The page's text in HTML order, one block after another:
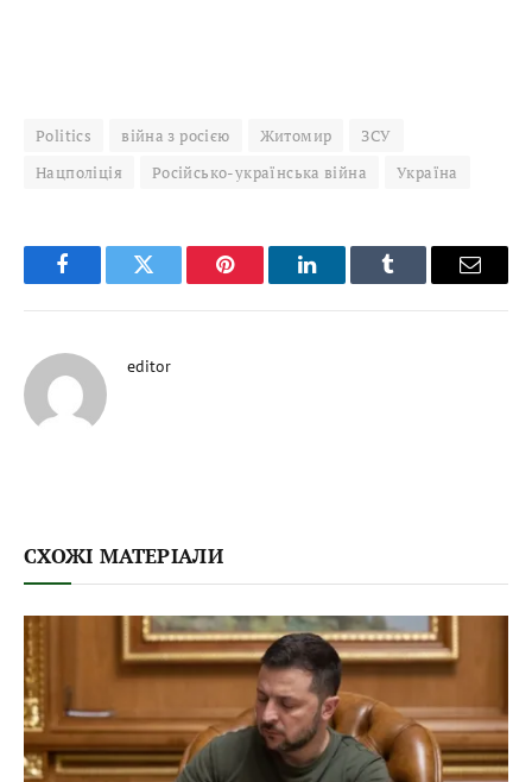
Politics війна з росією Житомир
ЗСУ
Нацполіція
Російсько-українська війна Україна
FacebookTwitter Pinterest LinkedInTumblr Email
editor
СХОЖІ МАТЕРІАЛИ